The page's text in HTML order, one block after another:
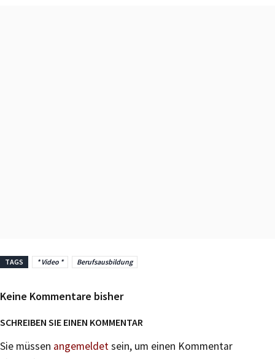
TAGS * Video * Berufsausbildung
Keine Kommentare bisher
SCHREIBEN SIE EINEN KOMMENTAR
Sie müssen angemeldetsein, um einen Kommentar